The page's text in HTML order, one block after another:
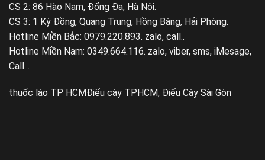
CS 2: 86 Hào Nam, Đống Đa, Hà Nội.
CS 3: 1 Kỳ Đồng, Quang Trung, Hồng Bàng, Hải Phòng.
Hotline Miền Bắc: 0979.220.893. zalo, call..
Hotline Miền Nam: 0349.664.116. zalo, viber, sms, iMesage,
Call...
thuốc lào TP HCMĐiếu cày TPHCM, Điếu Cày Sài Gòn